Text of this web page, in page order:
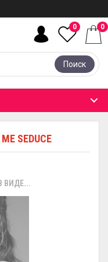
Поиск
0 0
ME SEDUCE
ВИДЕ...